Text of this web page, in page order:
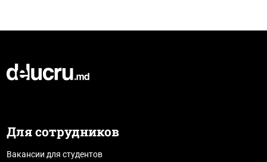
Для сотрудников
Вакансии для студентов